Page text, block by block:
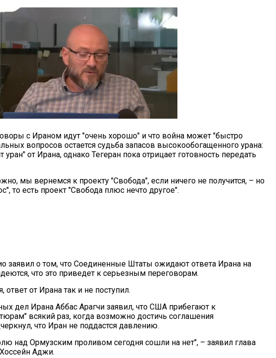
с Ираном идут "очень хорошо" и что война может "быстро
вопросов остается судьба запасов высокообогащенного урана:
от Ирана, однако Тегеран пока отрицает готовность передать
мы вернемся к проекту "Свобода", если ничего не получится, – но
то есть проект "Свобода плюс нечто другое".
заявил о том, что Соединенные Штаты ожидают ответа Ирана на
что это приведет к серьезным переговорам.
ответ от Ирана так и не поступил.
дел Ирана Аббас Арагчи заявил, что США прибегают к
всякий раз, когда возможно достичь соглашения
что Иран не поддастся давлению.
над Ормузским проливом сегодня сошли на нет", – заявил глава
Аджи.